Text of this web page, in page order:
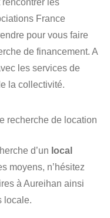
les
France
pour vous faire
de financement. A
les services de
la collectivité.
recherche de location
d’un local
moyens, n’hésitez
à Aureihan ainsi
locale.